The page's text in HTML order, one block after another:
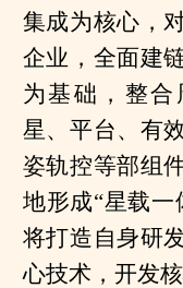
集成为核心，
企业，全面建
为基础，整合
星、平台、有
姿轨控等部组
地形成“星载一
将打造自身研
心技术，开发核